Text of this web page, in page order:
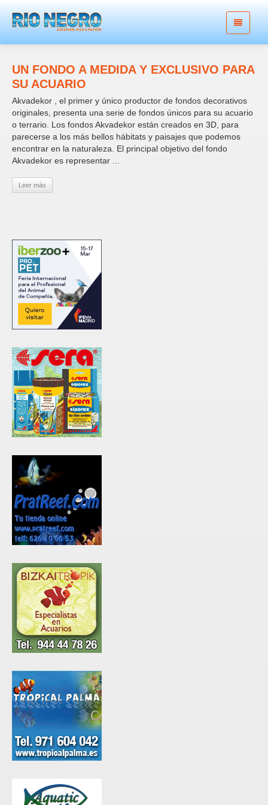
UN FONDO A MEDIDA Y EXCLUSIVO PARA
SU ACUARIO
Akvadekor , el primer y único productor de fondos decorativos
originales, presenta una serie de fondos únicos para su acuario
o terrario. Los fondos Akvadekor están creados en 3D, para
parecerse a los más bellos hábitats y paisajes que podemos
encontrar en la naturaleza. El principal objetivo del fondo
Akvadekor es representar ...
Leer más